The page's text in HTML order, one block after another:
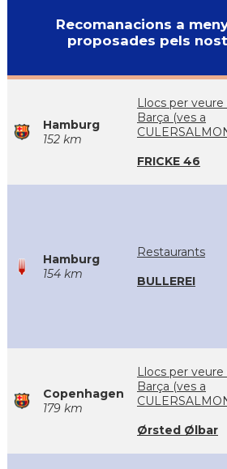
Recomanacions a
proposades pels
Hamburg
152 km
Llocs per veure
Barça (ves a
FRICKE 46
Hamburg
154 km
Restaurants
BULLEREI
Copenhagen
179 km
Llocs per veure
Barça (ves a
Ørsted Ølbar